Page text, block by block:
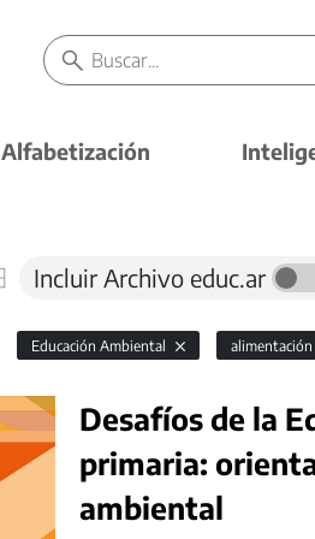
Alfabetización
Incluir Archivo educ.ar
Educación Ambiental alimentación
Desafíos de la
primaria:
ambiental